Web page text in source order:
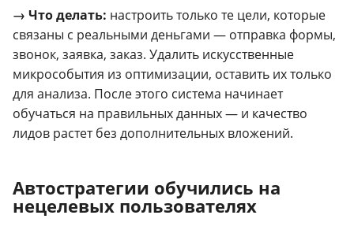
→ Что делать: настроить только те цели, которые
связаны с реальными деньгами — отправка формы,
звонок, заявка, заказ. Удалить искусственные
микрособытия из оптимизации, оставить их только
для анализа. После этого система начинает
обучаться на правильных данных — и качество
лидов растет без дополнительных вложений.
Автостратегии обучились на
нецелевых пользователях